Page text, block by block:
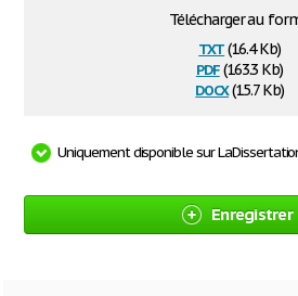
Télécharger au
txt(16.4 Kb)
pdf(163.3 Kb)
docx(15.7 Kb)
Uniquement disponible sur
Enregistrer